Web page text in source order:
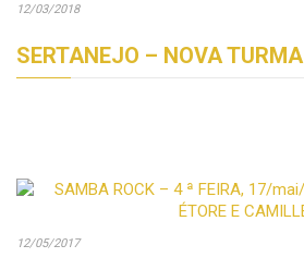
12/03/2018
SERTANEJO – NOVA TURMA
12/05/2017